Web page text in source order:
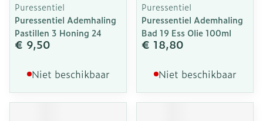
Puressentiel
Puressentiel Ademhaling
Pastillen 3 Honing 24
€ 9,50
Niet beschikbaar
Puressentiel
Puressentiel Ademhaling
Bad 19 Ess Olie 100ml
€ 18,80
Niet beschikbaar